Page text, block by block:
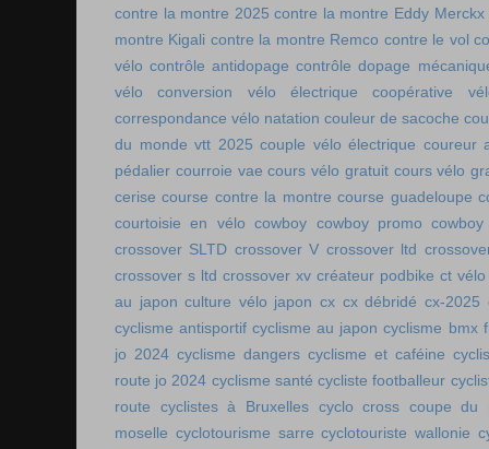
contre la montre 2025 contre la montre Eddy Merckx
montre Kigali contre la montre Remco contre le vol
vélo contrôle antidopage contrôle dopage
vélo
conversion vélo électrique
coopérative
correspondance vélo natation couleur de sacoche
du monde vtt 2025 couple vélo électrique coureur
pédalier courroie vae cours vélo gratuit cours vélo
cerise course contre la montre course guadeloupe
courtoisie en vélo cowboy cowboy promo
crossover SLTD crossover V crossover ltd
crossover s ltd crossover xv créateur podbike ct vélo
au japon culture vélo japon cx cx débridé cx-2025
cyclisme antisportif cyclisme au japon cyclisme bmx
jo 2024 cyclisme dangers cyclisme et caféine
route jo 2024 cyclisme santé cycliste footballeur
route
cyclistes à Bruxelles cyclo cross coupe du
moselle cyclotourisme sarre cyclotouriste wallonie